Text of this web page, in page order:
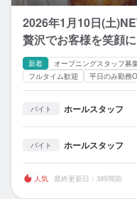
2026年1月10日(土
贅沢でお客様を笑顔に
新着 オープニングスタッフ募
フルタイム歓迎
平日のみ勤務
バイト ホールスタッフ
バイト ホールスタッフ
人気 最終更新日：3時間前